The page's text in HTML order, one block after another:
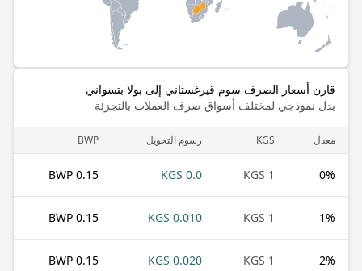
قارن أسعار الصرف سوم قيرغستاني إلى بولا بتسواني
بدل نموذجي لمختلف أسواق صرف العملات بالتجزئة
معدل KGS رسوم التحويل BWP
0%
1 KGS
0.0 KGS
0.15 BWP
1%
1 KGS
0.010 KGS
0.15 BWP
2%
1 KGS
0.020 KGS
0.15 BWP